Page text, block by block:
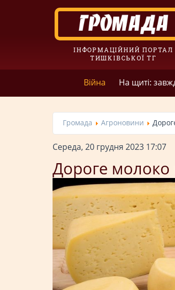
ІНФОРМАЦІЙНИЙ ПОРТАЛ
ТИШКІВСЬКОЇ ТГ
Війна На щиті:
Громада Агроновини
Середа, 20 грудня 2023 17:07
Дороге молоко